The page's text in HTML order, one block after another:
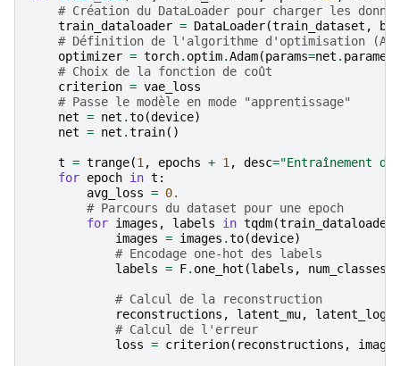
# Création du DataLoader pour charger les
train_dataloader = DataLoader(train_dataset ,
# Définition de l'algorithme d'optimisation
optimizer = torch. optim.Adam(params=net .
# Choix de la fonction de coût
criterion = vae_loss
# Passe le modèle en mode "apprentissage"
net = net .to(device)
net = net .train()
t = trange(1 , epochs + 1 , desc="Entraînement du
for epoch in t :
avg_loss = 0.
# Parcours du dataset pour une epoch
for images , labels in tqdm(train_dataloader
images = images .to(device)
# Encodage one-hot des labels
labels = F. one_hot (labels , num_classes
# Calcul de la reconstruction
reconstructions , latent_mu,
# Calcul de l'erreur
loss = criterion( reconstructions , images